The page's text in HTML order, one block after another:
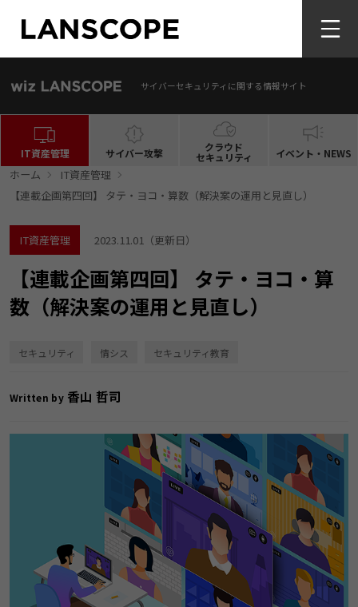
サイバーセキュリティに関する情報サイト
IT資産管理 サイバー攻撃 クラウド
セキュリティ イベント・NEWS
ホーム
IT資産管理
【連載企画第四回】 タテ・ヨコ・算数（解決案の運用と見直し）
IT資産管理 2023.11.01（更新日）
【連載企画第四回】 タテ・ヨコ・算
数（解決案の運用と見直し）
セキュリティ 情シス セキュリティ教育
Written by香山 哲司